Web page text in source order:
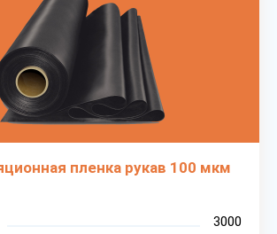
пленка рукав 100 мкм
3000